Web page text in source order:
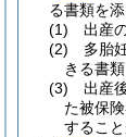
る書類を
(1)
出産
(2)
多胎
きる書類
(3)
出産
た被保
するこ